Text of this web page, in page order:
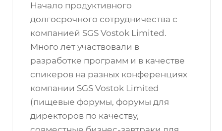
Начало продуктивного
долгосрочного сотрудничества с
компанией SGS Vostok Limited.
Много лет участвовали в
разработке программ и в качестве
спикеров на разных конференциях
компании SGS Vostok Limited
(пищевые форумы, форумы для
директоров по качеству,